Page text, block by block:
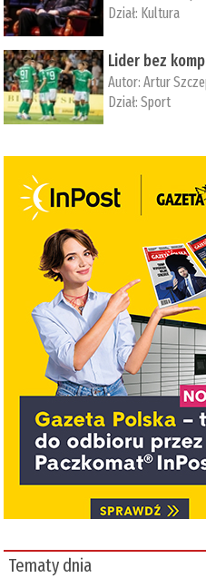
Dział: Kultura
Lider bez
Autor:Artur
Dział:Sport
Tematy dnia